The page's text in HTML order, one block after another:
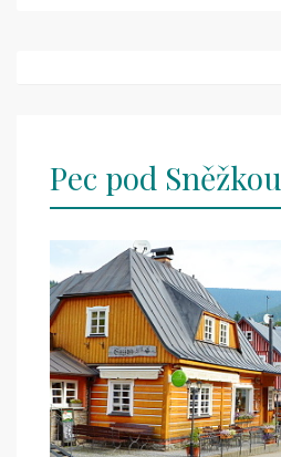
navigation
Pec pod Sněžkou